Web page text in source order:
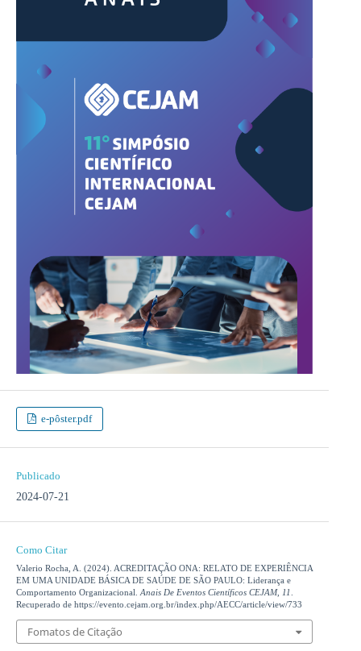
e-pôster.pdf
Publicado
2024-07-21
Como Citar
Valerio Rocha, A. (2024). ACREDITAÇÃO ONA: RELATO DE EXPERIÊNCIA
EM UMA UNIDADE BÁSICA DE SAÚDE DE SÃO PAULO: Liderança e
Comportamento Organizacional. Anais De Eventos Científicos CEJAM, 11
Recuperado de https://evento.cejam.org.br/index.php/AECC/article/view/733
Fomatos de Citação